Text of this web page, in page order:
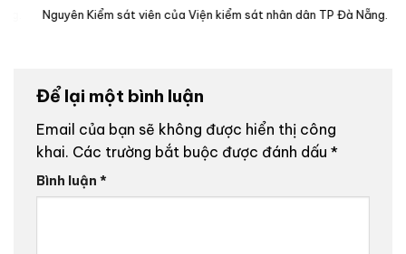
Nguyên Kiểm sát viên của Viện kiểm sát nhân dân TP Đà Nẵng.
Để lại một bình luận
Email của bạn sẽ không được hiển thị công
khai. Các trường bắt buộc được đánh dấu *
Bình luận *